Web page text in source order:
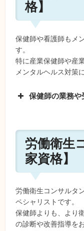
格】
保健師や看護師もメ
す。
特に産業保健師や産
メンタルヘルス対策
保健師の業務
労働衛生
家資格】
労働衛生コンサルタ
ペシャリストです。
保健師よりも、より
の診断や改善指導を